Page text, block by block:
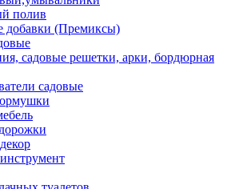
полив
добавки (Премиксы)
садовые решетки, арки, бордюрная
садовые